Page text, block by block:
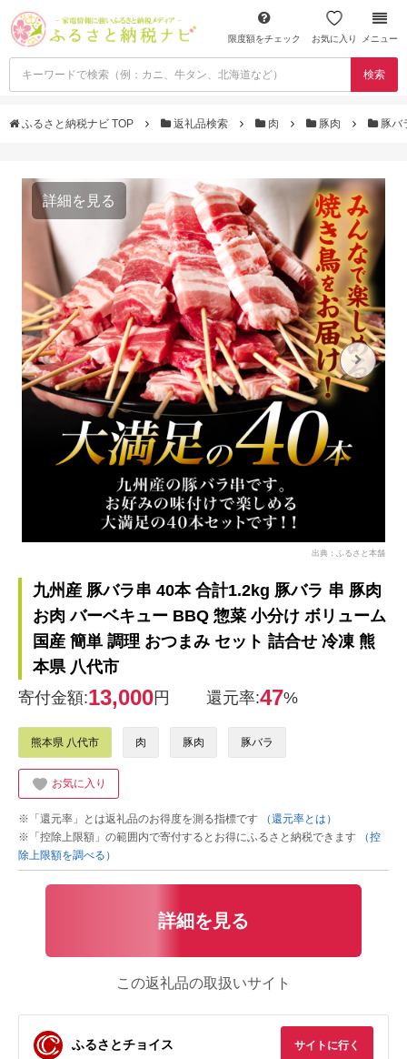
限度額をチェック お気に入り メニュー
検索
ふるさと納税ナビ TOP 返礼品検索 肉 豚肉 豚バ
詳細を見る
出典：ふるさと本舗
九州産 豚バラ串 40本 合計1.2kg 豚バラ 串 豚肉
お肉 バーベキュー BBQ 惣菜 小分け ボリューム
国産 簡単 調理 おつまみ セット 詰合せ 冷凍 熊
本県 八代市
寄付金額:13,000円 還元率:47%
熊本県 八代市 肉 豚肉 豚バラ
お気に入り
※「還元率」とは返礼品のお得度を測る指標です
（還元率とは）
※「控除上限額」の範囲内で寄付するとお得にふるさと納税できます
（控
除上限額を調べる）
詳細を見る
この返礼品の取扱いサイト
ふるさとチョイス サイトに行く